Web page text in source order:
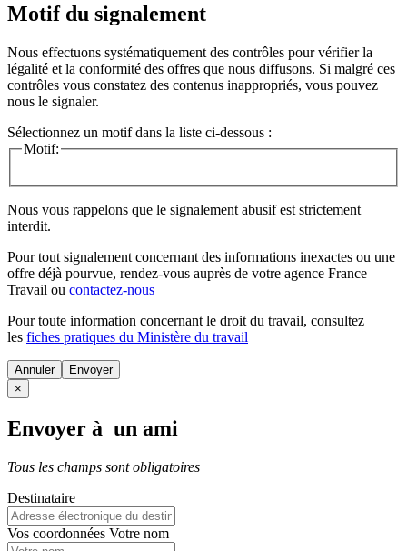
Motif du signalement
Nous effectuons systématiquement des contrôles pour vérifier la
légalité et la conformité des offres que nous diffusons. Si malgré ces
contrôles vous constatez des contenus inappropriés, vous pouvez
nous le signaler.
Sélectionnez un motif dans la liste ci-dessous :
Motif:
Nous vous rappelons que le signalement abusif est strictement
interdit.
Pour tout signalement concernant des informations inexactes ou une
offre déjà pourvue, rendez-vous auprès de votre agence France
Travail ou contactez-nous
Pour toute information concernant le droit du travail, consultez
les fiches pratiques du Ministère du travail
Annuler
×
Envoyer à un ami
Tous les champs sont obligatoires
Destinataire
Vos coordonnées Votre nom